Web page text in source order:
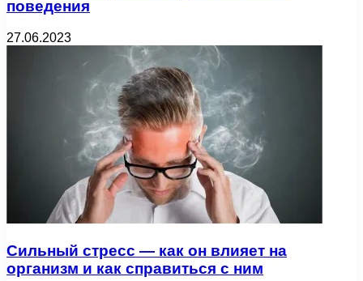
поведения
27.06.2023
Сильный стресс — как он влияет на
организм и как справиться с ним